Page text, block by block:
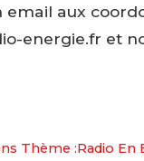
email aux
energie.fr et
Thème :Radio En